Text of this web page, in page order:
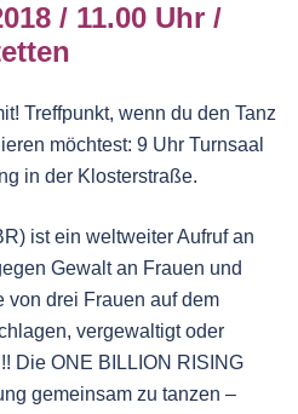
/ 11.00 Uhr /
Treffpunkt, wenn du den Tanz
möchtest: 9 Uhr Turnsaal
in der Klosterstraße.
ist ein weltweiter Aufruf an
Gewalt an Frauen und
von drei Frauen auf dem
vergewaltigt oder
Die ONE BILLION RISING
gemeinsam zu tanzen –